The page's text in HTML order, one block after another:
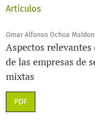
Artículos
Omar Alfonso Ochoa
Aspectos
de las empresas de
mixtas
PDF